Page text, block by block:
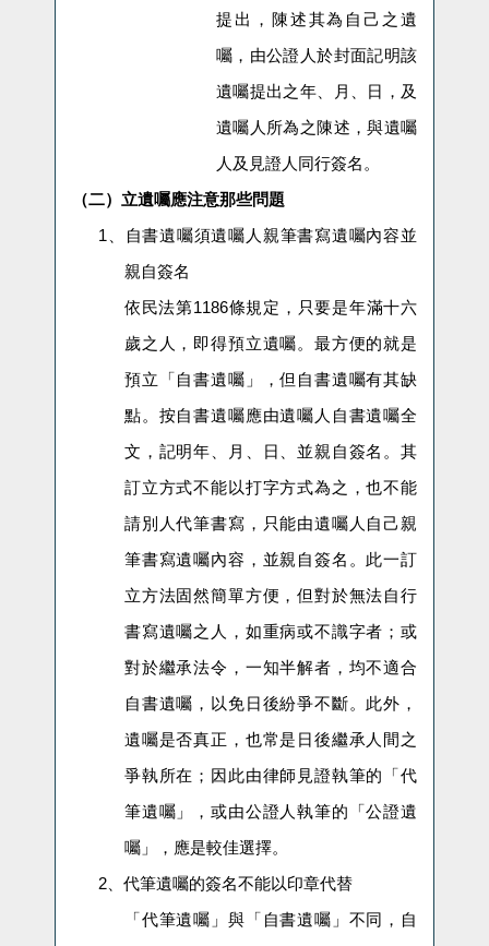
提出，陳述其為自己之遺
囑，由公證人於封面記明該
遺囑提出之年、月、日，及
遺囑人所為之陳述，與遺囑
人及見證人同行簽名。
（二）立遺囑應注意那些問題
1、 自書遺囑須遺囑人親筆書寫遺囑內容並
親自簽名
依民法第1186條規定，只要是年滿十六
歲之人，即得預立遺囑。最方便的就是
預立「自書遺囑」，但自書遺囑有其缺
點。按自書遺囑應由遺囑人自書遺囑全
文，記明年、月、日、並親自簽名。其
訂立方式不能以打字方式為之，也不能
請別人代筆書寫，只能由遺囑人自己親
筆書寫遺囑內容，並親自簽名。此一訂
立方法固然簡單方便，但對於無法自行
書寫遺囑之人，如重病或不識字者；或
對於繼承法令，一知半解者，均不適合
自書遺囑，以免日後紛爭不斷。此外，
遺囑是否真正，也常是日後繼承人間之
爭執所在；因此由律師見證執筆的「代
筆遺囑」，或由公證人執筆的「公證遺
囑」，應是較佳選擇。
2、 代筆遺囑的簽名不能以印章代替
「代筆遺囑」與「自書遺囑」不同，自